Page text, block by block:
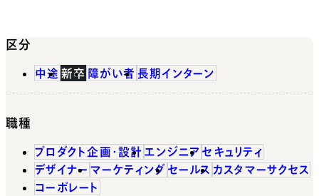
区分
中途 新卒 障がい者 長期インターン
職種
プロダクト企画・設計 エンジニア セキュリティ
デザイナー マーケティング セールス カスタマーサクセス
コーポレート